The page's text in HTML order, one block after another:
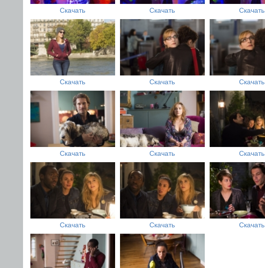
Скачать Скачать Скачать
Скачать Скачать Скачать
Скачать Скачать Скачать
Скачать Скачать Скачать